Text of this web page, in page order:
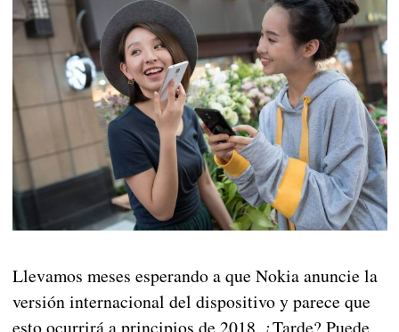
Llevamos meses esperando a que Nokia anuncie la
versión internacional del dispositivo y parece que
esto ocurrirá a principios de 2018. ¿Tarde? Puede,